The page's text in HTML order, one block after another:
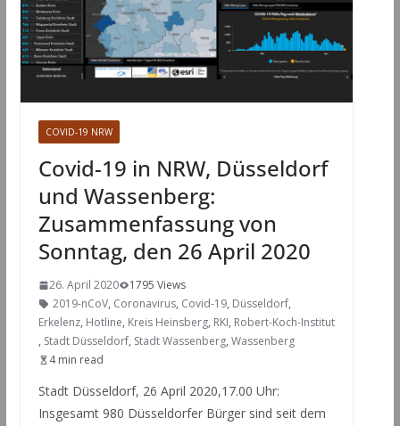
COVID-19 NRW
Covid-19 in NRW, Düsseldorf
und Wassenberg:
Zusammenfassung von
Sonntag, den 26 April 2020
26. April 2020
1795 Views
2019-nCoV, Coronavirus, Covid-19, Düsseldorf,
Erkelenz, Hotline, Kreis Heinsberg, RKI, Robert-Koch-Institut
, Stadt Düsseldorf, Stadt Wassenberg, Wassenberg
4 min read
Stadt Düsseldorf, 26 April 2020,17.00 Uhr:
Insgesamt 980 Düsseldorfer Bürger sind seit dem